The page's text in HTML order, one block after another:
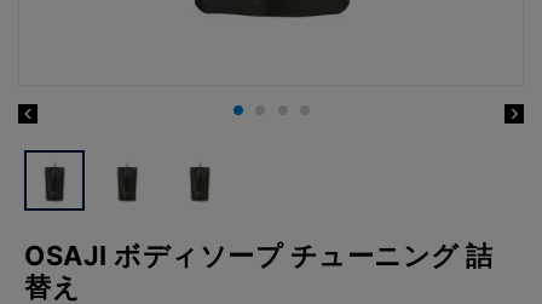
OSAJI ボディソープ チューニング 詰
替え